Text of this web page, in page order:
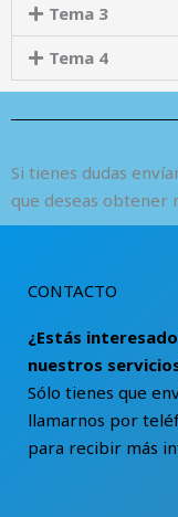
Tema 3
Tema 4
Si tienes dudas
que deseas obtener
CONTACTO
¿Estás
nuestros
Sólo tienes que
llamarnos por
para recibir más